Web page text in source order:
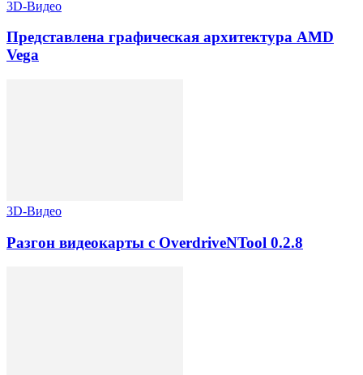
3D-Видео
Представлена графическая архитектура AMD
Vega
3D-Видео
Разгон видеокарты с OverdriveNTool 0.2.8